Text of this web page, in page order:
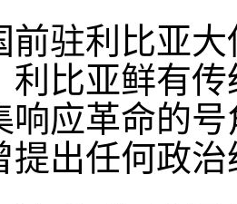
利比亚大
利比亚鲜有
响应革命的
提出任何政